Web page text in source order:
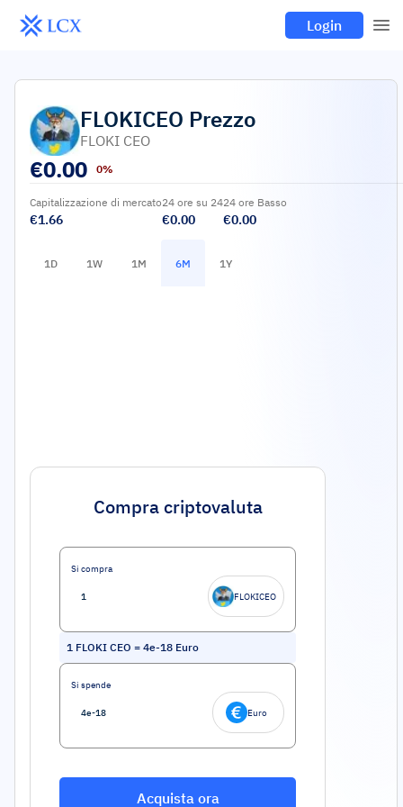
Login
FLOKICEO Prezzo
FLOKI CEO
€0.00 0%
Capitalizzazione di mercato
€1.66
24 ore su 24
€0.00
24 ore Basso
€0.00
1D 1W 1M 6M 1Y
Compra criptovaluta
Si compra
FLOKICEO
1 FLOKI CEO = 4e-18 Euro
Si spende
Euro
Acquista ora